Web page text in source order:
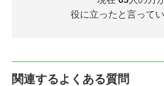
役に立ったと言ってい
関連するよくある質問